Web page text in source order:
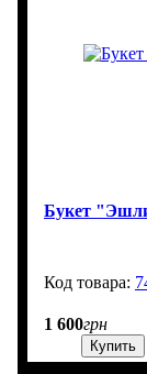
Букет
1 600грн
Купить